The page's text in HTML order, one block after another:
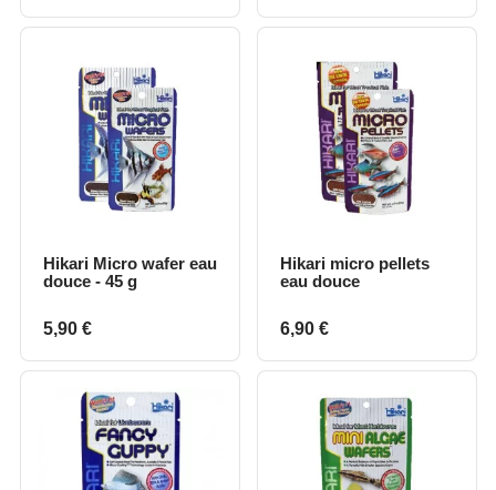
Hikari Micro wafer eau
douce - 45 g
Prix
5,90 €
Hikari micro pellets
eau douce
Prix
6,90 €